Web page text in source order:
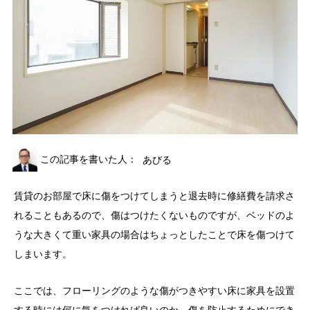
この記事を書いた人： あびる
賃貸のお部屋で床に傷をつけてしまうと退去時に修繕費を請求さ
れることもあるので、傷はつけたくないものですが、ベッドのよ
うな大きくて重い家具の場合はちょっとしたことで床を傷つけて
しまいます。
ここでは、フローリングのような傷がつきやすい床に家具を設置